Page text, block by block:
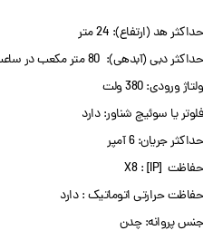
حداکثر هد (ارتفاع): 24 متر
حداکثر دبی (آبدهی): 80 متر مکعب در ساعت
ولتاژ ورودی: 380 ولت
فلوتر یا سوئیچ شناور: دارد
حداکثر جریان: 6 آمپر
حفاظت [IP] : X8
حفاظت حرارتی اتوماتیک : دارد
جنس پروانه: چدن